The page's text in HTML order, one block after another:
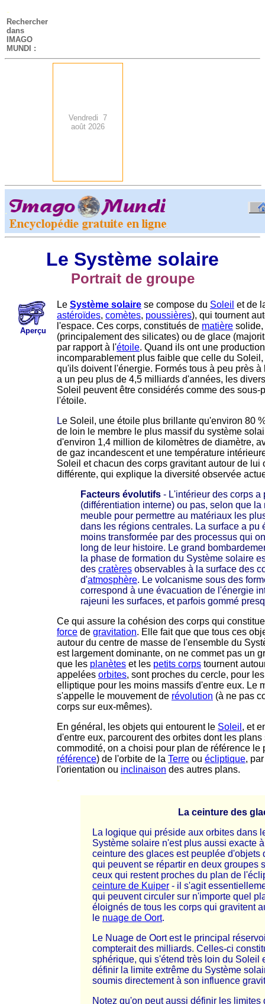
-
Rechercher
dans
IMAGO
MUNDI :
Vendredi 7
août 2026
.
-
Le Système solaire
Portrait de groupe
Aperçu
Le Système solaire se compose du Soleil et de
astéroïdes, comètes, poussières), qui tournent
l'espace. Ces corps, constitués de matière solide,
(principalement des silicates) ou de glace
par rapport à l'étoile. Quand ils ont une
incomparablement plus faible que celle du
qu'ils doivent l'énergie. Formés tous à peu près
a un peu plus de 4,5 milliards d'années, les
Soleil peuvent être considérés comme des sous-
l'étoile.
Le Soleil, une étoile plus brillante qu'environ 80
de loin le membre le plus massif du système
d'environ 1,4 million de kilomètres de diamètre,
de gaz incandescent et une température
Soleil et chacun des corps gravitant autour de lui
différente, qui explique la diversité observée
Facteurs évolutifs - L'intérieur des corps a
(différentiation interne) ou pas, selon que
meuble pour permettre au matériaux les
dans les régions centrales. La surface a pu
moins transformée par des processus qui
long de leur histoire. Le grand
la phase de formation du Système solaire
des cratères observables à la surface des
d'atmosphère. Le volcanisme sous des
correspond à une évacuation de l'énergie
rajeuni les surfaces, et parfois gommé
Ce qui assure la cohésion des corps qui
force de gravitation. Elle fait que que tous ces
autour du centre de masse de l'ensemble du
est largement dominante, on ne commet pas un
que les planètes et les petits corps tournent
appelées orbites, sont proches du cercle, pour
elliptique pour les moins massifs d'entre eux. Le
s'appelle le mouvement de révolution (à ne pas
corps sur eux-mêmes).
En général, les objets qui entourent le Soleil , et
d'entre eux, parcourent des orbites dont les
commodité, on a choisi pour plan de référence le
référence) de l'orbite de la Terre ou écliptique,
l'orientation ou inclinaison des autres plans.
-
La ceinture des
La logique qui préside aux orbites dans
Système solaire n'est plus aussi exacte
ceinture des glaces est peuplée d'objets
qui peuvent se répartir en deux groupes
ceux qui restent proches du plan de
ceinture de Kuiper - il s'agit
qui peuvent circuler sur n'importe quel
éloignés de tous les corps qui gravitent
le nuage de Oort.
Le Nuage de Oort est le principal
compterait des milliards. Celles-ci
sphérique, qui s'étend très loin du Soleil
définir la limite extrême du Système
soumis directement à son influence
Notez qu'on peut aussi définir les limites